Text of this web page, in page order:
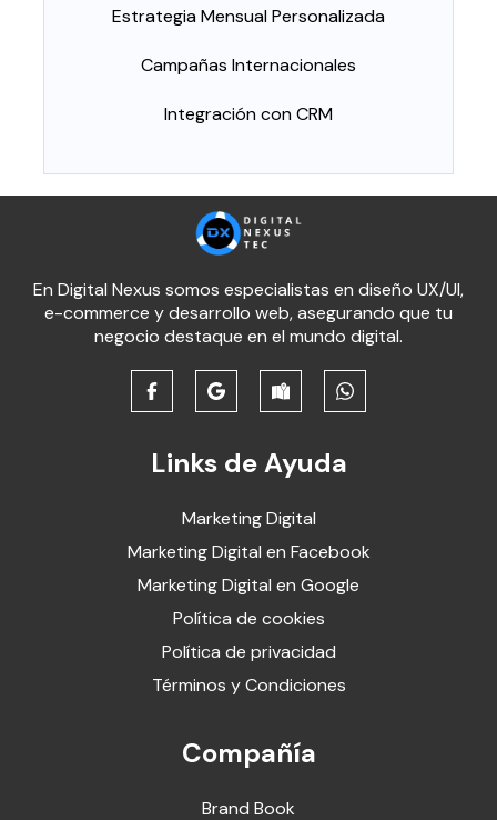
Estrategia Mensual Personalizada
Campañas Internacionales
Integración con CRM
En Digital Nexus somos especialistas en diseño UX/UI,
e-commerce y desarrollo web, asegurando que tu
negocio destaque en el mundo digital.
Links de Ayuda
Marketing Digital
Marketing Digital en Facebook
Marketing Digital en Google
Política de cookies
Política de privacidad
Términos y Condiciones
Compañía
Brand Book